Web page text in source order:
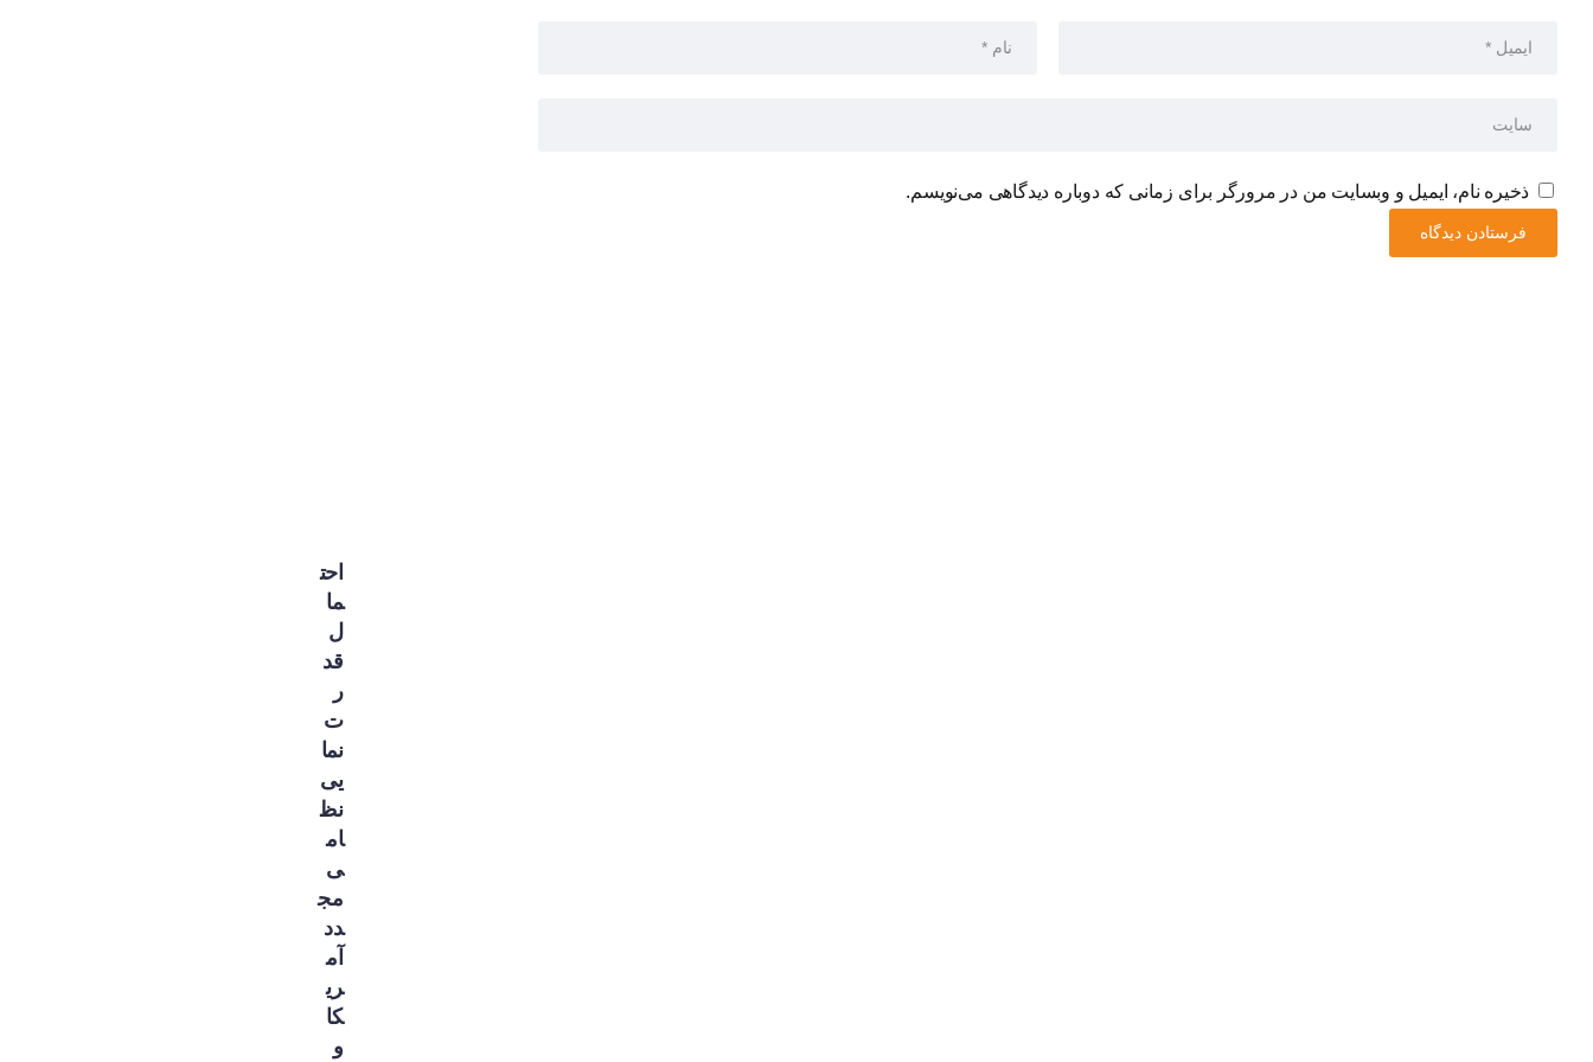
ذخیره نام، ایمیل و وبسایت من در مرورگر برای زمانی که دوباره دیدگاهی می‌نویسم.
احت
ما
ل
قد
ر
ت
نما
یی
نظ
ام
ی
مج
دد
آم
ری
کا
و